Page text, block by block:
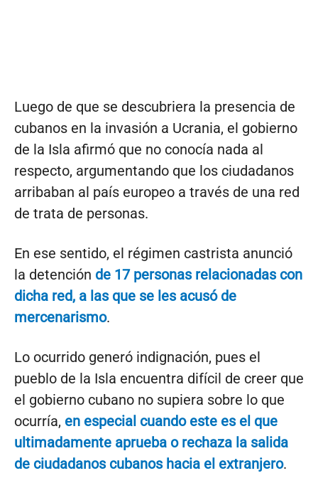
Luego de que se descubriera la presencia de
cubanos en la invasión a Ucrania, el gobierno
de la Isla afirmó que no conocía nada al
respecto, argumentando que los ciudadanos
arribaban al país europeo a través de una red
de trata de personas.
En ese sentido, el régimen castrista anunció
la detención de 17 personas relacionadas con
dicha red, a las que se les acusó de
mercenarismo.
Lo ocurrido generó indignación, pues el
pueblo de la Isla encuentra difícil de creer que
el gobierno cubano no supiera sobre lo que
ocurría, en especial cuando este es el que
ultimadamente aprueba o rechaza la salida
de ciudadanos cubanos hacia el extranjero.